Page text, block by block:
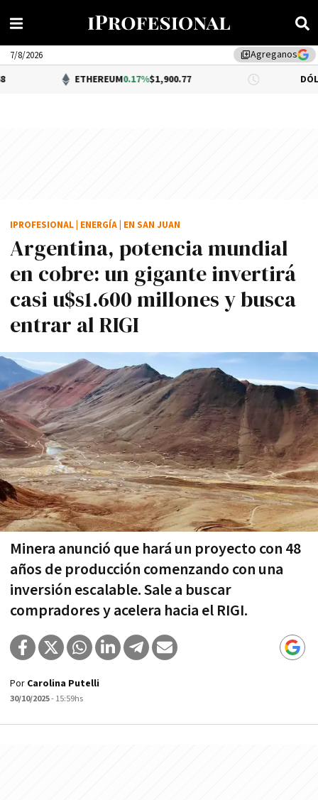
library_addAgreganos
7/8/2026
ETHEREUM0.17%$1,900.77 DÓLAR BNA
Argentina, potencia mundial
en cobre: un gigante invertirá
casi u$s1.600 millones y busca
entrar al RIGI
Minera anunció que hará un proyecto con 48
años de producción comenzando con una
inversión escalable. Sale a buscar
compradores y acelera hacia el RIGI.
IPROFESIONAL ENERGÍA EN SAN JUAN
Por Carolina Putelli
30/10/2025- 15:59hs